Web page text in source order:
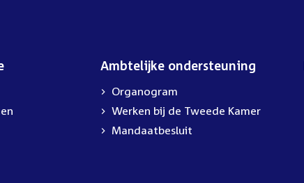
Ambtelijke ondersteuning
Organogram
Werken bij de Tweede Kamer
Mandaatbesluit